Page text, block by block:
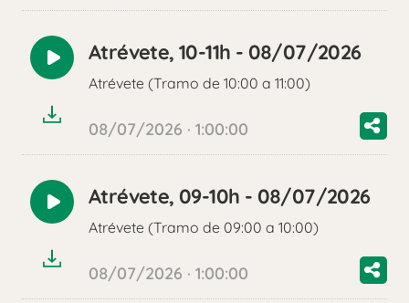
Reproducir
audio
Atrévete, 10-11h - 08/07/2026
Atrévete (Tramo de 10:00 a 11:00)
08/07/2026 · 1:00:00
Reproducir
audio
Atrévete, 09-10h - 08/07/2026
Atrévete (Tramo de 09:00 a 10:00)
08/07/2026 · 1:00:00